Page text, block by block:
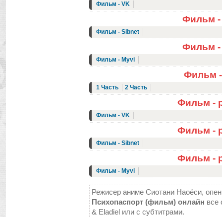
Фильм - VK
Фильм -
Фильм - Sibnet
Фильм -
Фильм - Myvi
Фильм -
1 Часть 2 Часть
Фильм -
Фильм - VK
Фильм -
Фильм - Sibnet
Фильм -
Фильм - Myvi
Режисер аниме Сиотани Наоёси,
Психопаспорт (фильм) онлайн все
& Eladiel или с субтитрами.